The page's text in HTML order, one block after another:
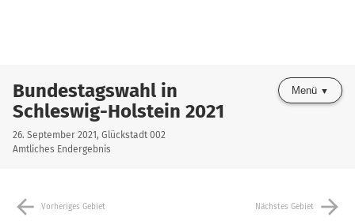
Bundestagswahl in
Schleswig-Holstein 2021
26. September 2021, Glückstadt 002
Amtliches Endergebnis
Menü
arrow_back Vorheriges Gebiet Nächstes Gebiet arrow_forward